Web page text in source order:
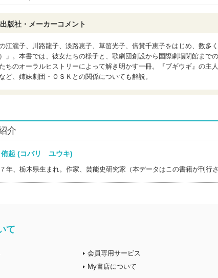
出版社・メーカーコメント
江瀧子、川路龍子、淡路恵子、草笛光子、倍賞千恵子をはじめ、数多
」。本書では、彼女たちの様子と、歌劇団創設から国際劇場閉館まで
ちのオーラルヒストリーによって解き明かす一冊。『ブギウギ』の主
ど、姉妹劇団・ＯＳＫとの関係についても解説。
介
起 (コバリ ユウキ)
年、栃木県生まれ。作家、芸能史研究家（本データはこの書籍が刊行
て
会員専用サービス
My書店について